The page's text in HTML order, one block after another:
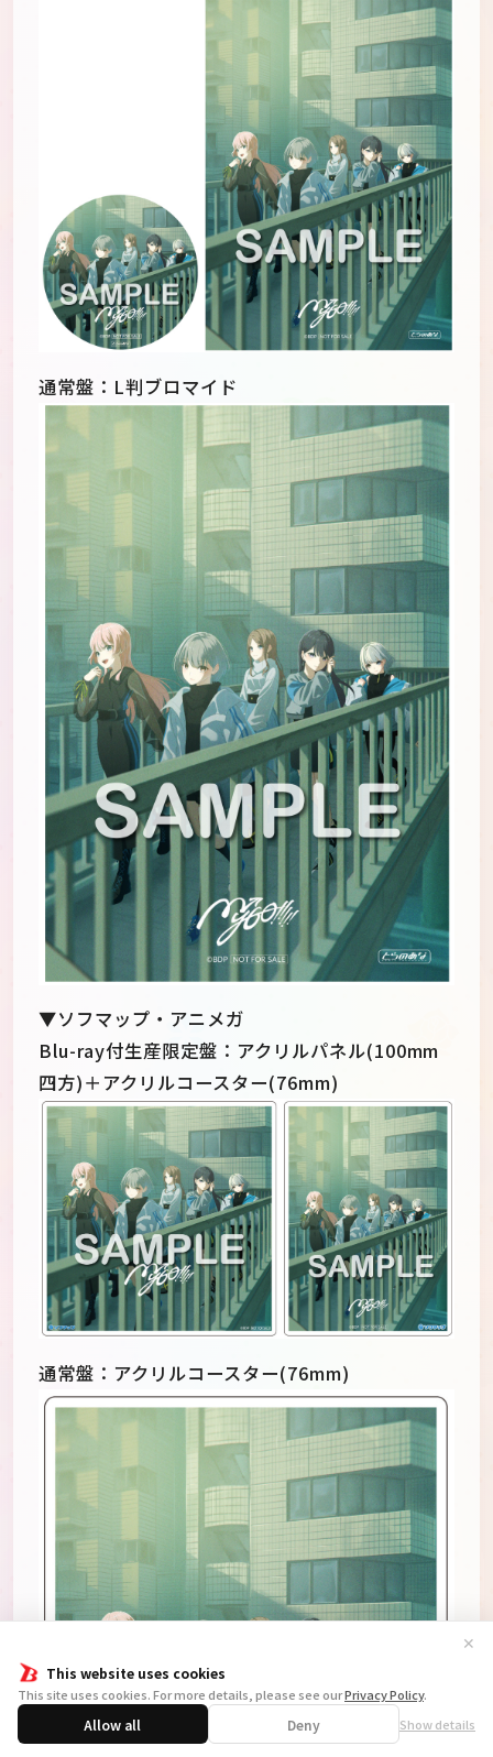
This website uses cookies
This site uses cookies. For more details, please see ourPrivacy Policy.
Allow all Deny Show details
✕
通常盤：L判ブロマイド
▼ソフマップ・アニメガ
Blu-ray付生産限定盤：アクリルパネル(100mm
四方)＋アクリルコースター(76mm)
通常盤：アクリルコースター(76mm)